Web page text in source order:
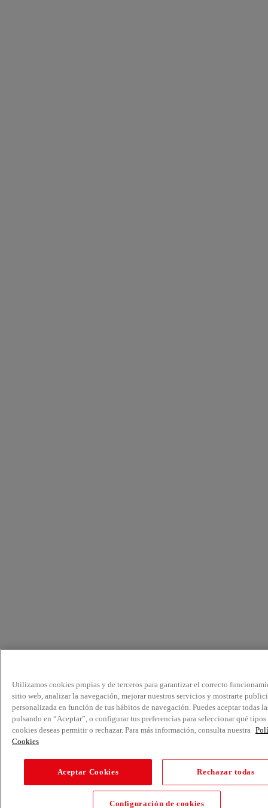
Utilizamos cookies propias y de terceros para garantizar el correcto
sitio web, analizar la navegación, mejorar nuestros servicios y mostrarte
personalizada en función de tus hábitos de navegación. Puedes aceptar todas
pulsando en “Aceptar”, o configurar tus preferencias para seleccionar qué tipos
cookies deseas permitir o rechazar. Para más información, consulta nuestra
Cookies
Aceptar Cookies Rechazar todas
Configuración de cookies